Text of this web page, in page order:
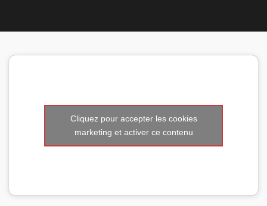
Cliquez pour accepter les cookies
marketing et activer ce contenu